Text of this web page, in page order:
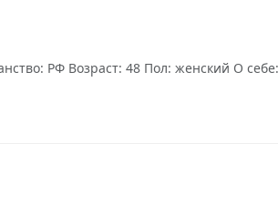
РФ Возраст: 48 Пол: женский О